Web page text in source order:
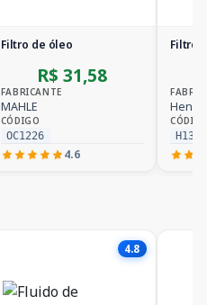
Filtro de óleo
R$ 31,58
FABRICANTE
MAHLE
CÓDIGO
OC1226
4.6
Filtro
4.8